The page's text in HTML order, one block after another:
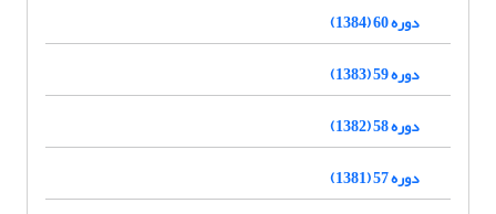
دوره 60 (1384)
دوره 59 (1383)
دوره 58 (1382)
دوره 57 (1381)